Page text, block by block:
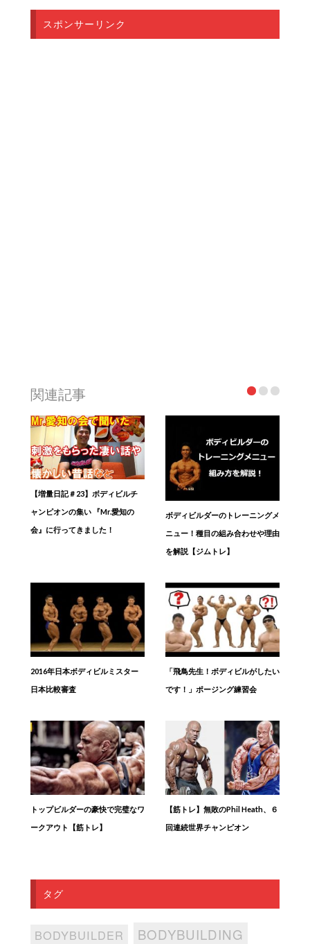
スポンサーリンク
関連記事
【増量日記＃23】ボディビルチ
ャンピオンの集い 『Mr.愛知の
会』に行ってきました！
ボディビルダーのトレーニングメ
ニュー！種目の組み合わせや理由
を解説【ジムトレ】
2016年日本ボディビルミスター
日本比較審査
「飛鳥先生！ボディビルがしたい
です！」ポージング練習会
トップビルダーの豪快で完璧なワ
ークアウト【筋トレ】
【筋トレ】無敗のPhil Heath、６
回連続世界チャンピオン
タグ
BODYBUILDER BODYBUILDING